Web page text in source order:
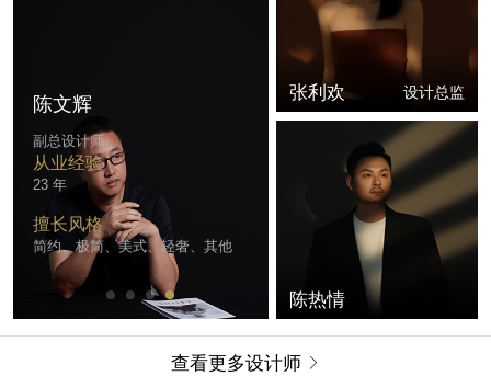
陈文辉
副总设计师
从业经验
23 年
擅长风格
简约、极简、美式、轻奢、其他
张利欢 设计总监
陈热情
查看更多设计师 